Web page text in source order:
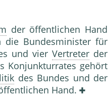
der öffentlichen Hand
die Bundesminister für
und vier Vertreter der
Konjunkturrates gehört
des Bundes und der
Hand.